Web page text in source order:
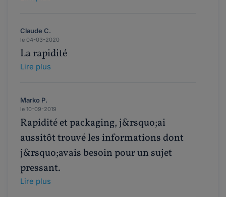
Claude C.
le 04-03-2020
La rapidité
Lire plus
Marko P.
le 10-09-2019
Rapidité et packaging, j&rsquo;ai
aussitôt trouvé les informations dont
j&rsquo;avais besoin pour un sujet
pressant.
Lire plus